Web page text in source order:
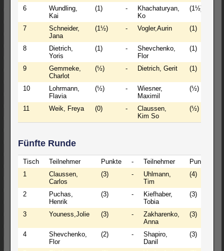
6
Wundling,
Kai
(1) -
Khachaturyan,
Ko
(1½)
7
Schneider,
Jana
(1½) - Vogler,Aurin (1)
8
Dietrich,
Yoris
(1) -
Shevchenko,
Flor
(1)
9
Gemmeke,
Charlot
(½) - Dietrich, Gerit (1)
10
Lohrmann,
Flavia
(½) -
Wiesner,
Maximil
(½)
11 Weik, Freya (0) -
Claussen,
Kim So
(½)
Fünfte Runde
Tisch Teilnehmer Punkte - Teilnehmer Punkte
1
Claussen,
Carlos
(3) -
Uhlmann,
Tim
(4)
2
Puchas,
Henrik
(3) -
Kiefhaber,
Tobia
(3)
3 Youness,Jolie (3) -
Zakharenko,
Anna
(3)
4
Shevchenko,
Flor
(2) -
Shapiro,
Danil
(3)